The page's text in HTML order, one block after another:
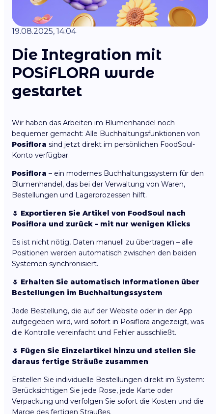
19.08.2025, 14:04
Die Integration mit
POSiFLORA wurde
gestartet
Wir haben das Arbeiten im Blumenhandel noch
bequemer gemacht: Alle Buchhaltungsfunktionen von
Posiflora sind jetzt direkt im persönlichen FoodSoul-
Konto verfügbar.
Posiflora – ein modernes Buchhaltungssystem für den
Blumenhandel, das bei der Verwaltung von Waren,
Bestellungen und Lagerprozessen hilft.
🌷 Exportieren Sie Artikel von FoodSoul nach
Posiflora und zurück – mit nur wenigen Klicks
Es ist nicht nötig, Daten manuell zu übertragen – alle
Positionen werden automatisch zwischen den beiden
Systemen synchronisiert.
🌷 Erhalten Sie automatisch Informationen über
Bestellungen im Buchhaltungssystem
Jede Bestellung, die auf der Website oder in der App
aufgegeben wird, wird sofort in Posiflora angezeigt, was
die Kontrolle vereinfacht und Fehler ausschließt.
🌷 Fügen Sie Einzelartikel hinzu und stellen Sie
daraus fertige Sträuße zusammen
Erstellen Sie individuelle Bestellungen direkt im System:
Berücksichtigen Sie jede Rose, jede Karte oder
Verpackung und verfolgen Sie sofort die Kosten und die
Marge des fertigen Straußes.